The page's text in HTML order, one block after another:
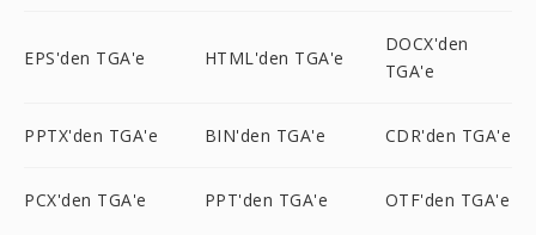
EPS'den TGA'e HTML'den TGA'e
DOCX'den
TGA'e
PPTX'den TGA'e BIN'den TGA'e CDR'den TGA'e
PCX'den TGA'e PPT'den TGA'e OTF'den TGA'e